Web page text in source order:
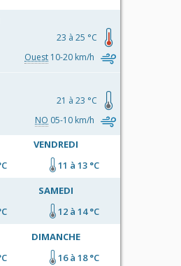
23 à 25 °C
Ouest 10-20 km/h
21 à 23 °C
NO 05-10 km/h
VENDREDI
11 à 13 °C
SAMEDI
12 à 14 °C
DIMANCHE
16 à 18 °C